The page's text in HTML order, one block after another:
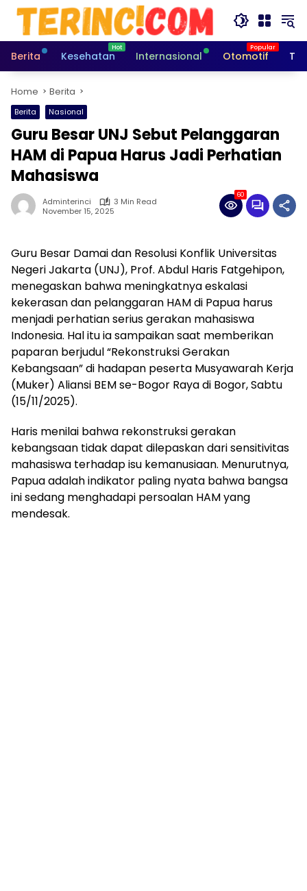
Skip
content
Berita
Kesehatan Internasional Otomotif
Home Berita
Berita Nasional
Guru Besar UNJ Sebut Pelanggaran
HAM di Papua Harus Jadi Perhatian
Mahasiswa
Adminterinci
3 Min Read
November 15, 2025
60
Guru Besar Damai dan Resolusi Konflik Universitas
Negeri Jakarta (UNJ), Prof. Abdul Haris Fatgehipon,
menegaskan bahwa meningkatnya eskalasi
kekerasan dan pelanggaran HAM di Papua harus
menjadi perhatian serius gerakan mahasiswa
Indonesia. Hal itu ia sampaikan saat memberikan
paparan berjudul “Rekonstruksi Gerakan
Kebangsaan” di hadapan peserta Musyawarah Kerja
(Muker) Aliansi BEM se-Bogor Raya di Bogor, Sabtu
(15/11/2025).
Haris menilai bahwa rekonstruksi gerakan
kebangsaan tidak dapat dilepaskan dari sensitivitas
mahasiswa terhadap isu kemanusiaan. Menurutnya,
Papua adalah indikator paling nyata bahwa bangsa
ini sedang menghadapi persoalan HAM yang
mendesak.